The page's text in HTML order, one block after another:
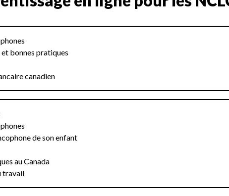
bonnes pratiques
canadien
de son enfant
au Canada
travail